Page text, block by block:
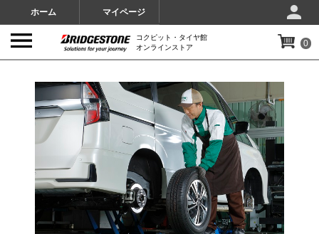
ホーム マイページ
コクピット・タイヤ館
オンラインストア
0